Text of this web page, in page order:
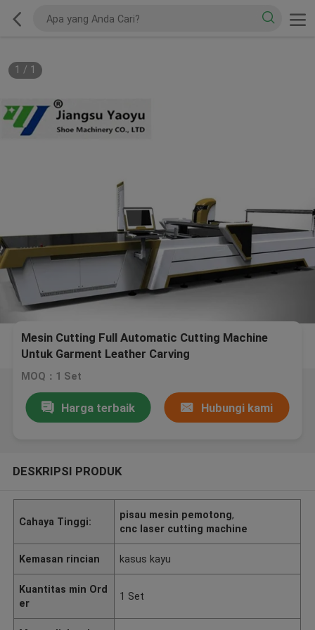
1 / 1
Mesin Cutting Full Automatic Cutting Machine
Untuk Garment Leather Carving
MOQ：1 Set
Harga terbaik Hubungi kami
DESKRIPSI PRODUK
Cahaya Tinggi:
pisau mesin pemotong,
cnc laser cutting machine
Kemasan rincian kasus kayu
Kuantitas min Ord
er
1 Set